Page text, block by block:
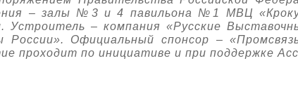
– залы №3 и 4 павильона №1 МВЦ
Устроитель – компания «Русские
России». Официальный спонсор –
проходит по инициативе и при поддержке